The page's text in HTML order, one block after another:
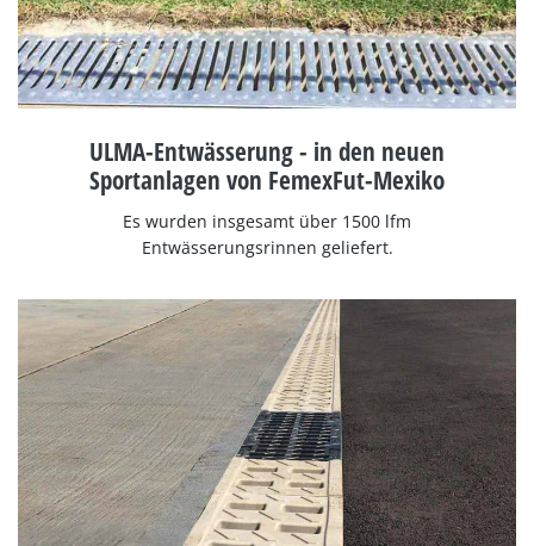
ULMA-Entwässerung - in den neuen
Sportanlagen von FemexFut-Mexiko
Es wurden insgesamt über 1500 lfm
Entwässerungsrinnen geliefert.